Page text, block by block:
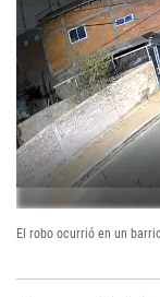
El robo ocurrió en un